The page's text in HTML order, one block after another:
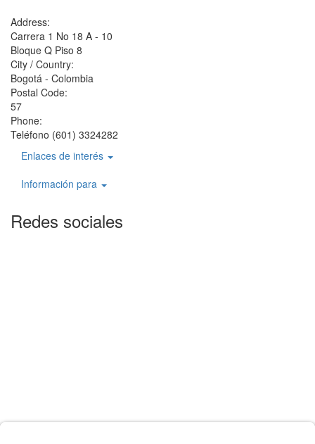
Address:
Carrera 1 No 18 A - 10
Bloque Q Piso 8
City / Country:
Bogotá - Colombia
Postal Code:
57
Phone:
Teléfono (601) 3324282
Enlaces de interés
Información para
Redes sociales